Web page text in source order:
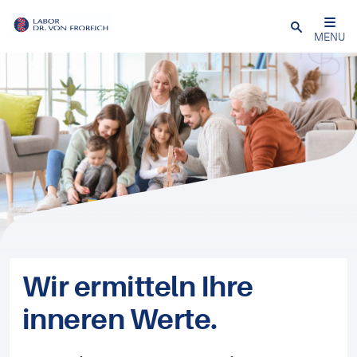
Close
MENU
Wir ermitteln Ihre
inneren Werte.